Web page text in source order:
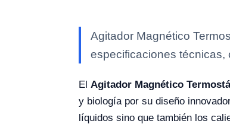
Agitador Magnético
especificaciones técnicas,
El Agitador Magnético
y biología por su diseño
líquidos sino que también los